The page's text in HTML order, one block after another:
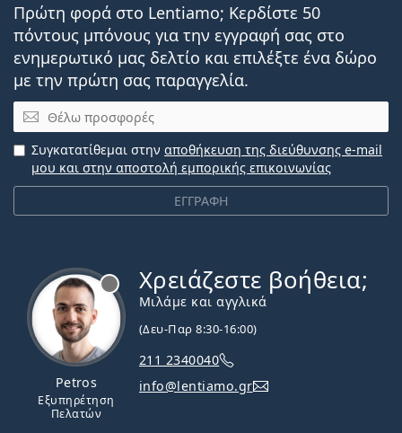
Πρώτη φορά στο Lentiamo; Κερδίστε 50
πόντους μπόνους για την εγγραφή σας στο
ενημερωτικό μας δελτίο και επιλέξτε ένα δώρο
με την πρώτη σας παραγγελία.
Email
ΕΓΓΡΑΦΗ
Συγκατατίθεμαι στην αποθήκευση της διεύθυνσης e-mail
μου και στην αποστολή εμπορικής επικοινωνίας
Petros
Εξυπηρέτηση
Πελατών
Χρειάζεστε βοήθεια;
Μιλάμε και αγγλικά
(Δευ-Παρ 8:30-16:00)
211 2340040
info@lentiamo.gr